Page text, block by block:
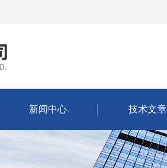
新闻中心 技术文章